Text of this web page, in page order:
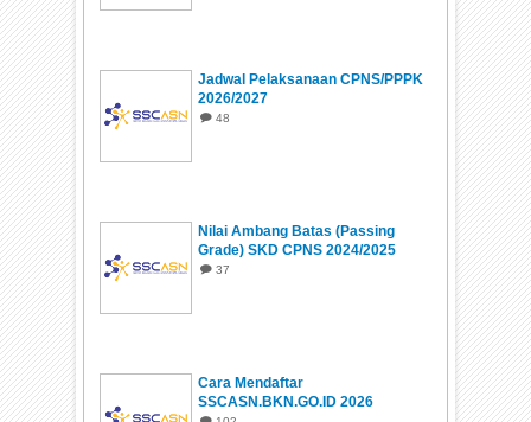
Jadwal Pelaksanaan CPNS/PPPK
2026/2027
48
Nilai Ambang Batas (Passing
Grade) SKD CPNS 2024/2025
37
Cara Mendaftar
SSCASN.BKN.GO.ID 2026